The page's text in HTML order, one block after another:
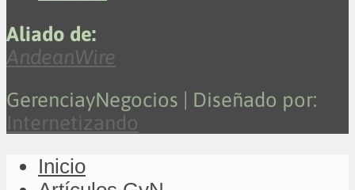
Aliado de:
AndeanWire
GerenciayNegocios | Diseñado por:
Internetizando
Inicio